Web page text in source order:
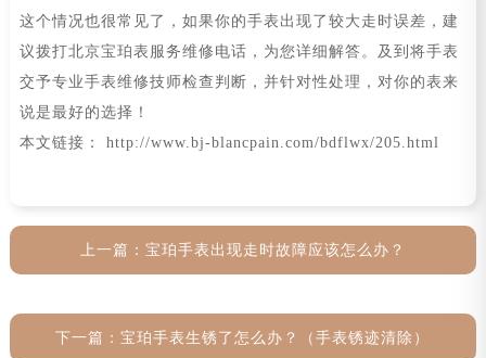
这个情况也很常见了，如果你的手表出现了较大走时误差，建
议拨打北京宝珀表服务维修电话，为您详细解答。及到将手表
交予专业手表维修技师检查判断，并针对性处理，对你的表来
说是最好的选择！
本文链接： http://www.bj-blancpain.com/bdflwx/205.html
上一篇： 宝珀手表出现走时故障应该怎么办？
下一篇：宝珀手表生锈了怎么办？（手表锈迹清除）